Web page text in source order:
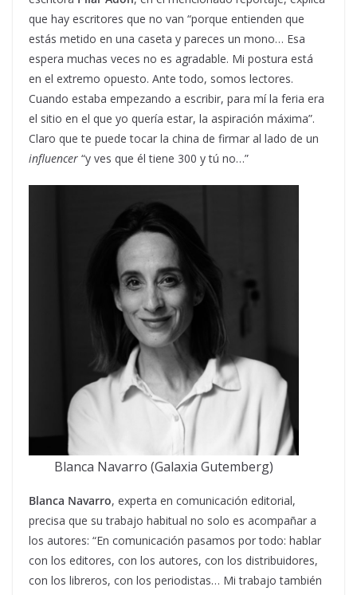
que hay escritores que no van “porque entienden que
estás metido en una caseta y pareces un mono… Esa
espera muchas veces no es agradable. Mi postura está
en el extremo opuesto. Ante todo, somos lectores.
Cuando estaba empezando a escribir, para mí la feria era
el sitio en el que yo quería estar, la aspiración máxima”.
Claro que te puede tocar la china de firmar al lado de un
influencer “y ves que él tiene 300 y tú no…”
Blanca Navarro (Galaxia Gutemberg)
Blanca Navarro, experta en comunicación editorial,
precisa que su trabajo habitual no solo es acompañar a
los autores: “En comunicación pasamos por todo: hablar
con los editores, con los autores, con los distribuidores,
con los libreros, con los periodistas… Mi trabajo también